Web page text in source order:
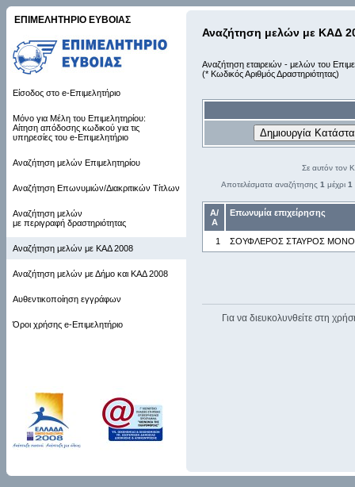
ΕΠΙΜΕΛΗΤΗΡΙΟ ΕΥΒΟΙΑΣ
Είσοδος στο e-Επιμελητήριο
Μόνο για Μέλη του Επιμελητηρίου:
Αίτηση απόδοσης κωδικού για τις
υπηρεσίες του e-Επιμελητήριο
Αναζήτηση μελών Επιμελητηρίου
Αναζήτηση Επωνυμιών/Διακριτικών Τίτλων
Αναζήτηση μελών
με περιγραφή δραστηριότητας
Αναζήτηση μελών με ΚΑΔ 2008
Αναζήτηση μελών με Δήμο και ΚΑΔ 2008
Αυθεντικοποίηση εγγράφων
Όροι χρήσης e-Επιμελητήριο
Αναζήτηση μελών με ΚΑΔ
Αναζήτηση εταιρειών - μελών του
(* Κωδικός Αριθμός Δραστηριότητας)
Σε αυτόν τον
Αποτελέσματα αναζήτησης 1 μέχρι 1
Α/
Α
Επωνυμία επιχείρησης
1 ΣΟΥΦΛΕΡΟΣ ΣΤΑΥΡΟΣ
Για να διευκολυνθείτε στη